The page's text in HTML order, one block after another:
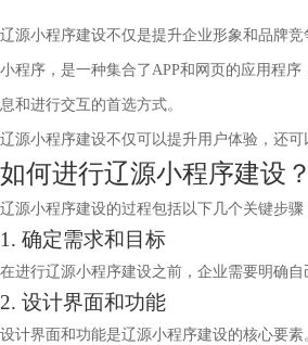
辽源小程序建设不仅是提升企业形象和品牌
小程序，是一种集合了APP和网页的应用程
息和进行交互的首选方式。
辽源小程序建设不仅可以提升用户体验，还
如何进行辽源小程序建设？
辽源小程序建设的过程包括以下几个关键步骤
1. 确定需求和目标
在进行辽源小程序建设之前，企业需要明确
2. 设计界面和功能
设计界面和功能是辽源小程序建设的核心要